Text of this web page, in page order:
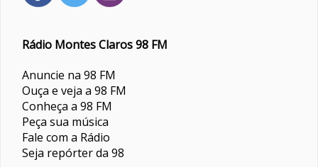
Rádio Montes Claros 98 FM
Anuncie na 98 FM
Ouça e veja a 98 FM
Conheça a 98 FM
Peça sua música
Fale com a Rádio
Seja repórter da 98